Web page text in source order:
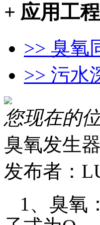
+ 应用工程
>> 臭氧
>> 污水
您现在的
臭氧发生
发布者：
1、臭氧